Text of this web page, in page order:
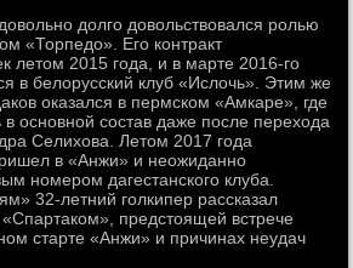
долго довольствовался ролью
«Торпедо». Его контракт
летом 2015 года, и в марте 2016-го
в белорусский клуб «Ислочь». Этим же
оказался в пермском «Амкаре», где
в основной состав даже после перехода
Селихова. Летом 2017 года
в «Анжи» и неожиданно
номером дагестанского клуба.
32-летний голкипер рассказал
предстоящей встрече
старте «Анжи» и причинах неудач